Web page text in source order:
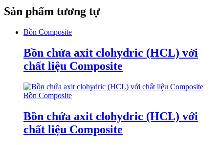
Sản phẩm tương tự
Bồn Composite
Bồn chứa axit clohydric (HCL) với
chất liệu Composite
Bồn Composite
Bồn chứa axit clohydric (HCL) với
chất liệu Composite